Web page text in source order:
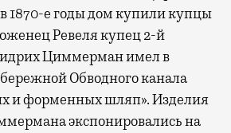
в 1870-е годы дом купили купцы
Ревеля купец 2-й
Циммерман имел в
Обводного канала
и форменных шляп». Изделия
экспонировались на